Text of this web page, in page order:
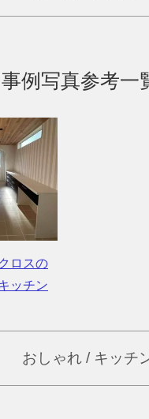
例写真参考一
ロスの
ッチン
おしゃれ / キッチ